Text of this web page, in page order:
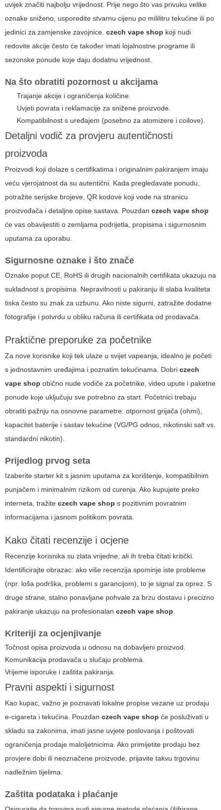
uvijek značiti najbolju vrijednost. Prije nego što vas privuku velike
oznake sniženo, usporedite stvarnu cijenu po mililitru tekućine ili po
jedinici za zamjenske zavojnice. czech vape shop koji nudi
redovite akcije često će također imati lojalnostne programe ili
sezonske ponude koje daju dodatnu vrijednost.
Na što obratiti pozornost u akcijama
Trajanje akcije i ograničenja količine.
Uvjeti povrata i reklamacije za snižene proizvode.
Kompatibilnost s uređajem (posebno za atomizere i coilove).
Detaljni vodič za provjeru autentičnosti
proizvoda
Proizvodi koji dolaze s certifikatima i originalnim pakiranjem imaju
veću vjerojatnost da su autentični. Kada pregledavate ponudu,
potražite serijske brojeve, QR kodove koji vode na stranicu
proizvođača i detaljne opise sastava. Pouzdan czech vape shop
će vas obavijestiti o zemljama podrijetla, propisima i sigurnosnim
uputama za uporabu.
Sigurnosne oznake i što znače
Oznake poput CE, RoHS ili drugih nacionalnih certifikata ukazuju na
sukladnost s propisima. Nepravilnosti u pakiranju ili slaba kvaliteta
tiska često su znak za uzbunu. Ako niste sigurni, zatražite dodatne
fotografije i potvrdu u obliku računa ili certifikata od prodavača.
Praktične preporuke za početnike
Za nove korisnike koji tek ulaze u svijet vapeanja, idealno je početi
s jednostavnim uređajima i poznatim tekućinama. Dobri czech
vape shop obično nude vodiče za početnike, video upute i paketne
ponude koje uključuju sve potrebno za start. Početnici trebaju
obratiti pažnju na osnovne parametre: otpornost grijača (ohmi),
kapacitet baterije i sastav tekućine (VG/PG odnos, nikotinski salt vs.
standardni nikotin).
Prijedlog prvog seta
Izaberite starter kit s jasnim uputama za korištenje, kompatibilnim
punjačem i minimalnim rizikom od curenja. Ako kupujete preko
interneta, tražite czech vape shop s pozitivnim povratnim
informacijama i jasnom politikom povrata.
Kako čitati recenzije i ocjene
Recenzije korisnika su zlata vrijedne, ali ih treba čitati kritički.
Identificirajte obrazac: ako više recenzija spominje iste probleme
(npr. loša podrška, problemi s garancijom), to je signal za oprez. S
druge strane, stalno ponavljane pohvale za brzu dostavu i precizno
pakiranje ukazuju na profesionalan czech vape shop.
Kriteriji za ocjenjivanje
Točnost opisa proizvoda u odnosu na dobavljeni proizvod.
Komunikacija prodavača u slučaju problema.
Vrijeme isporuke i zaštita pakiranja.
Pravni aspekti i sigurnost
Kao kupac, važno je poznavati lokalne propise vezane uz prodaju
e-cigareta i tekućina. Pouzdan czech vape shop će posluživati u
skladu sa zakonima, imati jasne uvjete poslovanja i poštovati
ograničenja prodaje maloljetnicima. Ako primijetite prodaju bez
provjere dobi ili neoznačene proizvode, prijavite takvu trgovinu
nadležnim tijelima.
Zaštita podataka i plaćanje